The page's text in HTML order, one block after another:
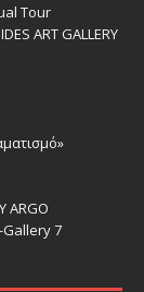
Tour
ART GALLERY
ARGO
Gallery 7